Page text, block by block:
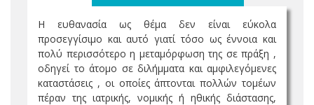
Η ευθανασία ως θέμα δεν είναι εύκολα
προσεγγίσιμο και αυτό γιατί τόσο ως έννοια και
πολύ περισσότερο η μεταμόρφωση της σε πράξη ,
οδηγεί το άτομο σε διλήμματα και αμφιλεγόμενες
καταστάσεις , οι οποίες άπτονται πολλών τομέων
πέραν της ιατρικής, νομικής ή ηθικής διάστασης,